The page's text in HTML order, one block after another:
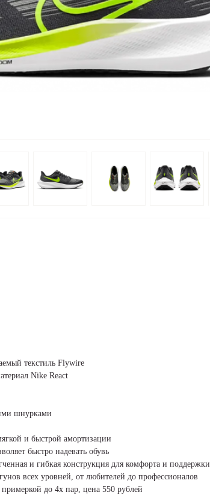
текстиль Flywire
Nike React
шнурками
и быстрой амортизации
быстро надевать обувь
и гибкая конструкция для комфорта и поддержки
всех уровней, от любителей до профессионалов
до 4х пар, цена 550 рублей